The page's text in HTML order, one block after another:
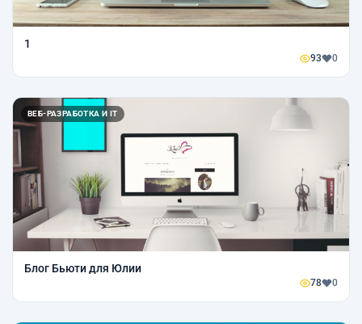
1
93 0
ВЕБ-РАЗРАБОТКА И IT
Блог Бьюти для Юлии
78 0